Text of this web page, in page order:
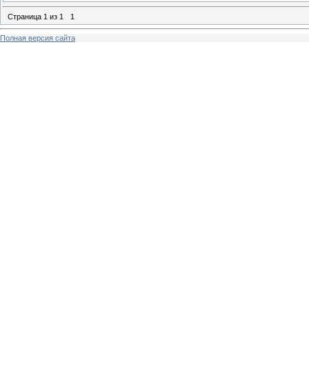
Страница 1 из 1 1
Полная версия сайта